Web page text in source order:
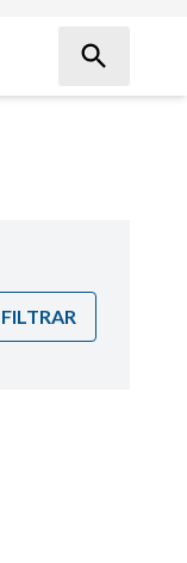
FILTRAR